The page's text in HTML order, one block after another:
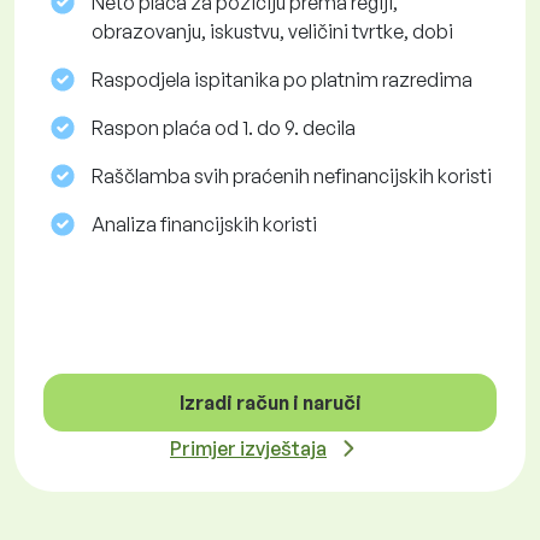
obrazovanju, iskustvu, veličini tvrtke, dobi
Raspodjela ispitanika po platnim razredima
Raspon plaća od 1. do 9. decila
Raščlamba svih praćenih nefinancijskih koristi
Analiza financijskih koristi
Izradi račun i naruči
Primjer izvještaja